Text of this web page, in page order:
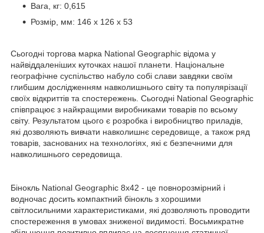
Вага, кг: 0,615
Розмір, мм: 146 x 126 x 53
Сьогодні торгова марка National Geographic відома у
найвіддаленіших куточках нашої планети. Національне
географічне суспільство набуло собі слави завдяки своїм
глибшим дослідженням навколишнього світу та популярізації
своїх відкриттів та спостережень. Сьогодні National Geographic
співпрацює з найкращими виробниками товарів по всьому
світу. Результатом цього є розробка і виробництво приладів,
які дозволяють вивчати навколишнє середовище, а також ряд
товарів, заснованих на технологіях, які є безпечними для
навколишнього середовища.
Бінокль National Geographic 8x42 - це повнорозмірний і
водночас досить компактний бінокль з хорошими
світлосильними характеристиками, які дозволяють проводити
спостереження в умовах зниженої видимості. Восьмикратне